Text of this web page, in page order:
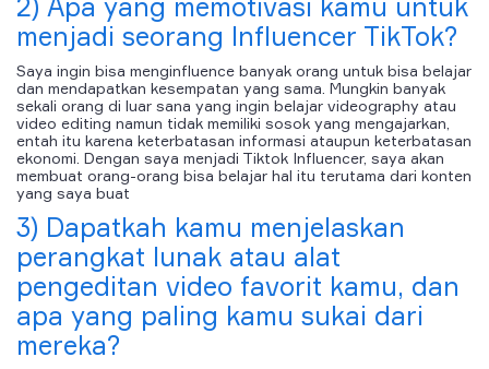
2) Apa yang memotivasi kamu untuk
menjadi seorang Influencer TikTok?
Saya ingin bisa menginfluence banyak orang untuk bisa belajar
dan mendapatkan kesempatan yang sama. Mungkin banyak
sekali orang di luar sana yang ingin belajar videography atau
video editing namun tidak memiliki sosok yang mengajarkan,
entah itu karena keterbatasan informasi ataupun keterbatasan
ekonomi. Dengan saya menjadi Tiktok Influencer, saya akan
membuat orang-orang bisa belajar hal itu terutama dari konten
yang saya buat
3) Dapatkah kamu menjelaskan
perangkat lunak atau alat
pengeditan video favorit kamu, dan
apa yang paling kamu sukai dari
mereka?